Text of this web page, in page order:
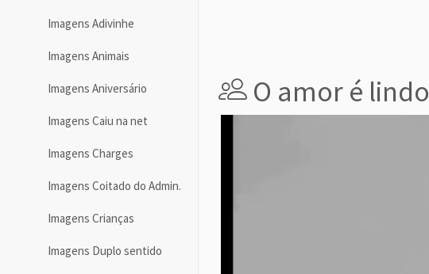
Imagens Adivinhe
Imagens Animais
Imagens Aniversário
Imagens Caiu na net
Imagens Charges
Imagens Coitado do Admin.
Imagens Crianças
Imagens Duplo sentido
O amor é lindo